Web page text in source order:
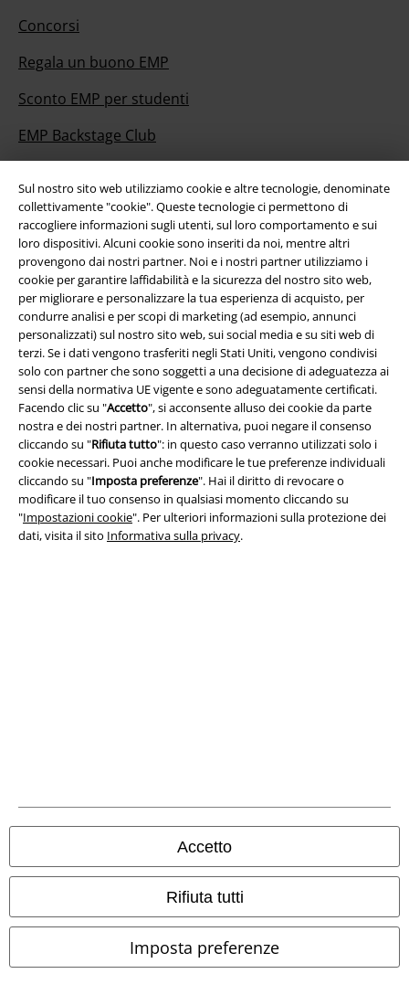
Sul nostro sito web utilizziamo cookie e altre tecnologie, denominate
collettivamente "cookie". Queste tecnologie ci permettono di
raccogliere informazioni sugli utenti, sul loro comportamento e sui
loro dispositivi. Alcuni cookie sono inseriti da noi, mentre altri
provengono dai nostri partner. Noi e i nostri partner utilizziamo i
cookie per garantire laffidabilità e la sicurezza del nostro sito web,
per migliorare e personalizzare la tua esperienza di acquisto, per
condurre analisi e per scopi di marketing (ad esempio, annunci
personalizzati) sul nostro sito web, sui social media e su siti web di
terzi. Se i dati vengono trasferiti negli Stati Uniti, vengono condivisi
solo con partner che sono soggetti a una decisione di adeguatezza ai
sensi della normativa UE vigente e sono adeguatamente certificati.
Facendo clic su "Accetto", si acconsente alluso dei cookie da parte
nostra e dei nostri partner. In alternativa, puoi negare il consenso
cliccando su "Rifiuta tutto": in questo caso verranno utilizzati solo i
cookie necessari. Puoi anche modificare le tue preferenze individuali
cliccando su "Imposta preferenze". Hai il diritto di revocare o
modificare il tuo consenso in qualsiasi momento cliccando su
"Impostazioni cookie". Per ulteriori informazioni sulla protezione dei
dati, visita il sito Informativa sulla privacy.
Accetto
Rifiuta tutti
Imposta preferenze
Concorsi
Regala un buono EMP
Sconto EMP per studenti
EMP Backstage Club
Informazioni su EMP
Eventi EMP
Programmi partner
Sostenibilità
Seguici online!
Bonifico bancario
Contrassegno
Spedizione